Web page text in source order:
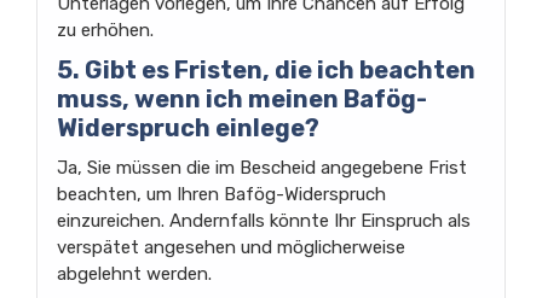
zu erhöhen.
5. Gibt es Fristen, die ich beachten
muss, wenn ich meinen Bafög-
Widerspruch einlege?
Ja, Sie müssen die im Bescheid angegebene Frist
beachten, um Ihren Bafög-Widerspruch
einzureichen. Andernfalls könnte Ihr Einspruch als
verspätet angesehen und möglicherweise
abgelehnt werden.